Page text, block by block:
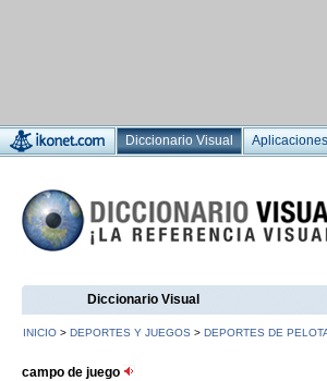
Diccionario Visual
Diccionario Visual
INICIO > DEPORTES Y JUEGOS > DEPORTES DE
campo de juego